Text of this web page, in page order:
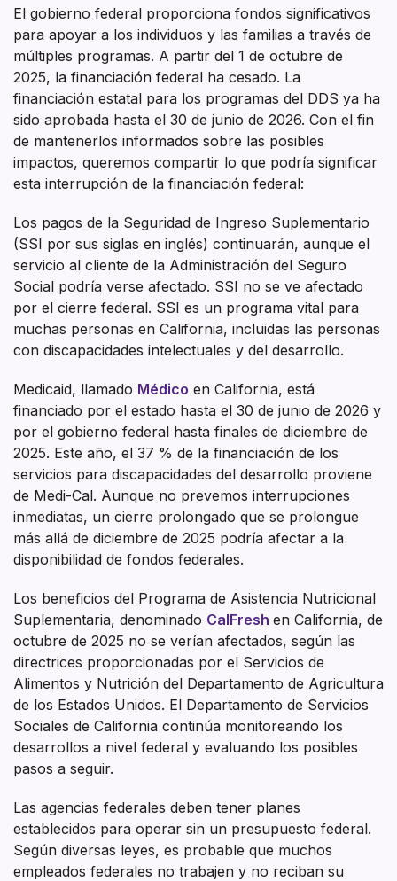
El gobierno federal proporciona fondos significativos
para apoyar a los individuos y las familias a través de
múltiples programas. A partir del 1 de octubre de
2025, la financiación federal ha cesado. La
financiación estatal para los programas del DDS ya ha
sido aprobada hasta el 30 de junio de 2026. Con el fin
de mantenerlos informados sobre las posibles
impactos, queremos compartir lo que podría significar
esta interrupción de la financiación federal:
Los pagos de la Seguridad de Ingreso Suplementario
(SSI por sus siglas en inglés) continuarán, aunque el
servicio al cliente de la Administración del Seguro
Social podría verse afectado. SSI no se ve afectado
por el cierre federal. SSI es un programa vital para
muchas personas en California, incluidas las personas
con discapacidades intelectuales y del desarrollo.
Medicaid, llamado Médico en California, está
financiado por el estado hasta el 30 de junio de 2026 y
por el gobierno federal hasta finales de diciembre de
2025. Este año, el 37 % de la financiación de los
servicios para discapacidades del desarrollo proviene
de Medi-Cal. Aunque no prevemos interrupciones
inmediatas, un cierre prolongado que se prolongue
más allá de diciembre de 2025 podría afectar a la
disponibilidad de fondos federales.
Los beneficios del Programa de Asistencia Nutricional
Suplementaria, denominado CalFresh en California, de
octubre de 2025 no se verían afectados, según las
directrices proporcionadas por el Servicios de
Alimentos y Nutrición del Departamento de Agricultura
de los Estados Unidos. El Departamento de Servicios
Sociales de California continúa monitoreando los
desarrollos a nivel federal y evaluando los posibles
pasos a seguir.
Las agencias federales deben tener planes
establecidos para operar sin un presupuesto federal.
Según diversas leyes, es probable que muchos
empleados federales no trabajen y no reciban su